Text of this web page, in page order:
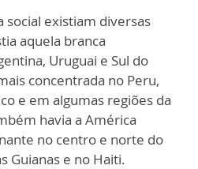
social existiam diversas
aquela branca
Uruguai e Sul do
concentrada no Peru,
e em algumas regiões da
havia a América
no centro e norte do
Guianas e no Haiti.